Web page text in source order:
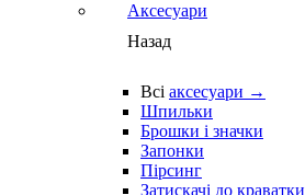
Аксесуари
Назад
Всі аксесуари →
Шпильки
Брошки і значки
Запонки
Пірсинг
Затискачі до краватки